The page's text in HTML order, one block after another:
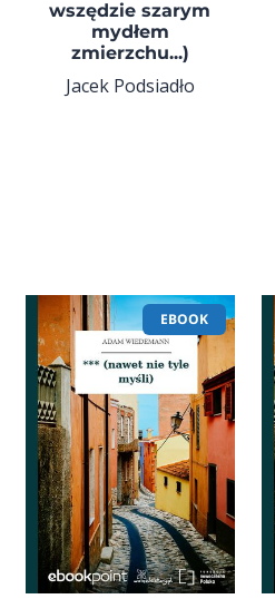
wszędzie szarym
mydłem
zmierzchu...)
Jacek Podsiadło
EBOOK